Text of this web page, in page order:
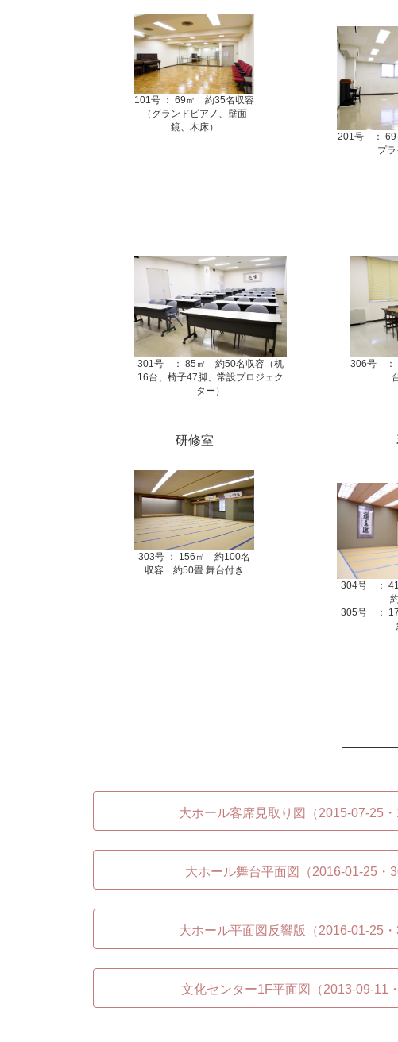
101号 ： 69㎡ 約35名収容
（グランドピアノ、壁面
鏡、木床）
201号 ： 69
プラ
301号 ： 85㎡ 約50名収容（机
16台、椅子47脚、常設プロジェク
ター）
306号 ：
研修室
303号 ： 156㎡ 約100名
収容 約50畳 舞台付き
304号 ：
305号 ：
大ホール客席見取り図（2015-07-25・
大ホール舞台平面図（2016-01-25・
大ホール平面図反響版（2016-01-25・
文化センター1F平面図（2013-09-11